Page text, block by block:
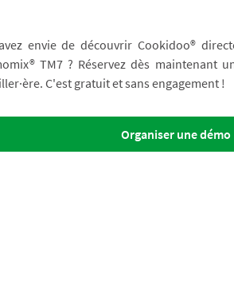
envie de découvrir Cookidoo®
TM7 ? Réservez dès maintenant
C'est gratuit et sans engagement !
Organiser une démo